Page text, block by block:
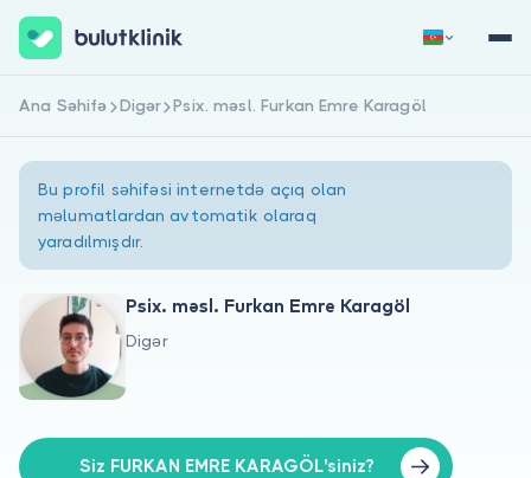
Haqqımızda
Xəstələr üçün
Həkimlər üçün
Qeydiyyat Daxil Ol
Ana Səhifə Digər Psix. məsl. Furkan Emre Karagöl
Bu profil səhifəsi internetdə açıq olan
məlumatlardan avtomatik olaraq
yaradılmışdır.
Psix. məsl. Furkan Emre Karagöl
Digər
Siz FURKAN EMRE KARAGÖL'siniz?